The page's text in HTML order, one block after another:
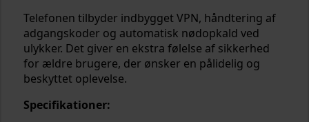
Telefonen tilbyder indbygget VPN, håndtering af
adgangskoder og automatisk nødopkald ved
ulykker. Det giver en ekstra følelse af sikkerhed
for ældre brugere, der ønsker en pålidelig og
beskyttet oplevelse.
Specifikationer: